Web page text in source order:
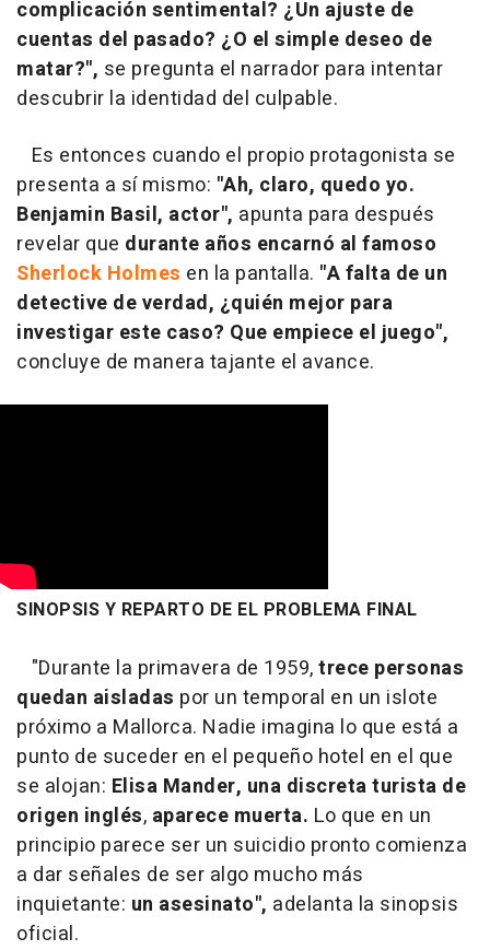
complicación sentimental? ¿Un ajuste de
cuentas del pasado? ¿O el simple deseo de
matar?", se pregunta el narrador para intentar
descubrir la identidad del culpable.
Es entonces cuando el propio protagonista se
presenta a sí mismo: "Ah, claro, quedo yo.
Benjamin Basil, actor", apunta para después
revelar que durante años encarnó al famoso
Sherlock Holmes en la pantalla. "A falta de un
detective de verdad, ¿quién mejor para
investigar este caso? Que empiece el juego",
concluye de manera tajante el avance.
SINOPSIS Y REPARTO DE EL PROBLEMA FINAL
"Durante la primavera de 1959,trece personas
quedan aisladas por un temporal en un islote
próximo a Mallorca. Nadie imagina lo que está a
punto de suceder en el pequeño hotel en el que
se alojan: Elisa Mander, una discreta turista de
origen inglés, aparece muerta. Lo que en un
principio parece ser un suicidio pronto comienza
a dar señales de ser algo mucho más
inquietante: un asesinato", adelanta la sinopsis
oficial.